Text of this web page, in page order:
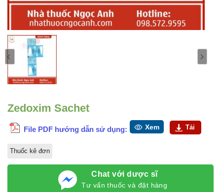
Chat với dược sĩ
Tư vấn thuốc và đặt hàng
Zedoxim Sachet
File PDF hướng dẫn sử dụng: Xem Tải
Thuốc kê đơn